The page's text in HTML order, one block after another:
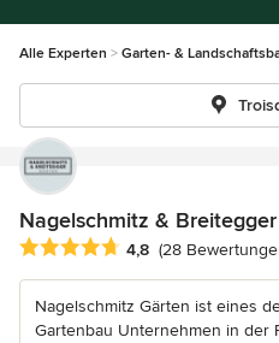
Alle Experten Garten- &
Nagelschmitz &
Durchschnittliche Bewertung:
4,8 (28
Nagelschmitz Gärten ist eines
Gartenbau Unternehmen in der